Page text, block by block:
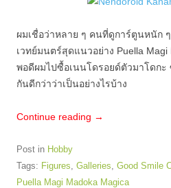
ผมเชื่อว่าหลาย ๆ คนที่ดูการ์ตูนหนัก
เวทย์มนตร์สุดแนวอย่าง Puella
พอดีผมไปซื้อเนนโดรอยด์ตัวมาโดกะ
กันดีกว่าว่าเป็นอย่างไรบ้าง
Continue reading →
Post in Hobby
Tags: Figures, Galleries, Good Smile
Puella Magi Madoka Magica